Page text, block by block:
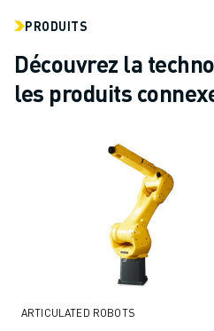
PRODUITS
Découvrez la
les produits
ARTICULATED ROBOTS